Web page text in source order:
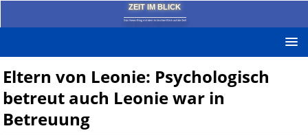
ZEIT IM BLICK
Das News-Blog mit dem kritischen Blick auf die Zeit!
Eltern von Leonie: Psychologisch
betreut auch Leonie war in
Betreuung